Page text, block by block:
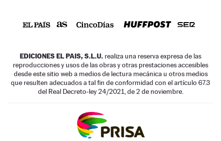
EDICIONES EL PAIS, S.L.U. realiza una reserva expresa de las
reproducciones y usos de las obras y otras prestaciones accesibles
desde este sitio web a medios de lectura mecánica u otros medios
que resulten adecuados a tal fin de conformidad con el artículo 67.3
del Real Decreto-ley 24/2021, de 2 de noviembre.